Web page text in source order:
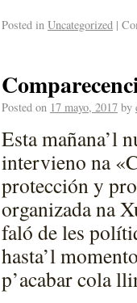
Posted in Uncategorized |
Posted on 17 mayo, 2017 by
Esta mañana’l
intervieno na
protección y
organizada na
faló de les
hasta’l
p’acabar cola